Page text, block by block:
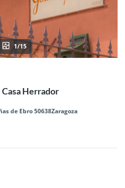
1/15
Casa Herrador
de Ebro 50638Zaragoza